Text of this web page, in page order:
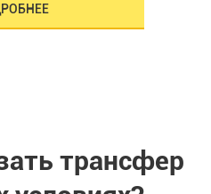
трансфер